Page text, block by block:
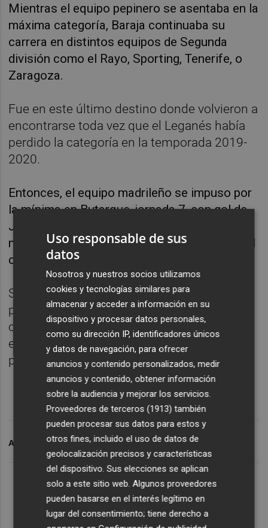
Mientras el equipo pepinero se asentaba en la
máxima categoría, Baraja continuaba su
carrera en distintos equipos de Segunda
división como el Rayo, Sporting, Tenerife, o
Zaragoza.
Fue en este último destino donde volvieron a
encontrarse toda vez que el Leganés había
perdido la categoría en la temporada 2019-
2020.
Entonces, el equipo madrileño se impuso por
la mínima en Butarque, jornada 7, con gol de
José Arnaiz en el minuto 57. Tres jornadas
más tarde Baraja sería destituido al frente del
conjunto zaragozano.
Su estreno en un banquillo de Primera se
produjo hace dos temporadas, 2022-2023,
cuando se hizo cargo del Valencia pero para
entonces el Leganés peleaba en Segunda
por un ascenso que logró el curso pasado.
ARCHIVADO EN VALENCIA CF
Uso responsable de sus
datos
Nosotros y nuestros socios utilizamos
cookies y tecnologías similares para
almacenar y acceder a información en su
dispositivo y procesar datos personales,
como su dirección IP, identificadores únicos
y datos de navegación, para ofrecer
anuncios y contenido personalizados, medir
anuncios y contenido, obtener información
sobre la audiencia y mejorar los servicios.
Proveedores de terceros (1913) también
pueden procesar sus datos para estos y
otros fines, incluido el uso de datos de
geolocalización precisos y características
del dispositivo. Sus elecciones se aplican
solo a este sitio web. Algunos proveedores
pueden basarse en el interés legítimo en
lugar del consentimiento; tiene derecho a